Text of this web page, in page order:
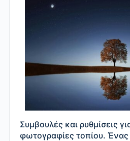
Συμβουλές και ρυθμίσεις
φωτογραφίες τοπίου.